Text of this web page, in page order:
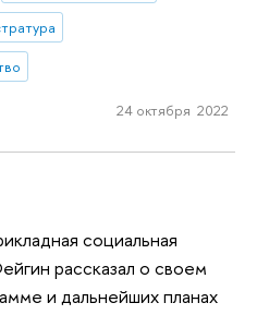
24 октября 2022
социальная
рассказал о своем
и дальнейших планах